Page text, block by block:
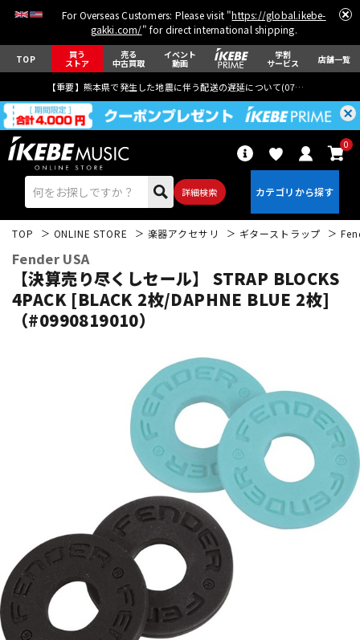
For Overseas Customers: Please visit "https://global.ikebe-
gakki.com/" for direct international shipping.
TOP 買う
ストア
売る
中古買取
イベント
動画
学割
サービス 店舗一覧
【重要】熊本県で発生した地震に伴う配送の遅延について(07月29日
詳細検索
0
エレキギター
ウクレレ
パーカッション
電子ピアノ
管楽器
アンプ
TOP ONLINE STORE 楽器アクセサリ ギターストラップ
Fender USA
【決算売り尽くしセール】 STRAP BLOCKS
4PACK [BLACK 2枚/DAPHNE BLUE 2枚]
（#0990819010）